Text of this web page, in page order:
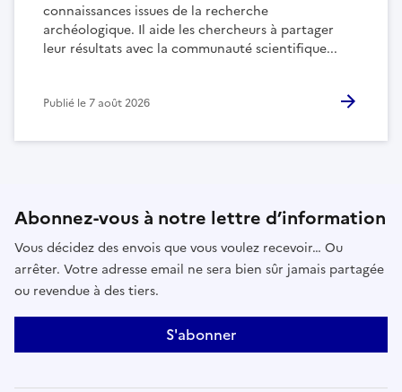
connaissances issues de la recherche
archéologique. Il aide les chercheurs à partager
leur résultats avec la communauté scientifique...
Publié le7 août 2026
Abonnez-vous à notre lettre d’information
Vous décidez des envois que vous voulez recevoir… Ou
arrêter. Votre adresse email ne sera bien sûr jamais partagée
ou revendue à des tiers.
S'abonner